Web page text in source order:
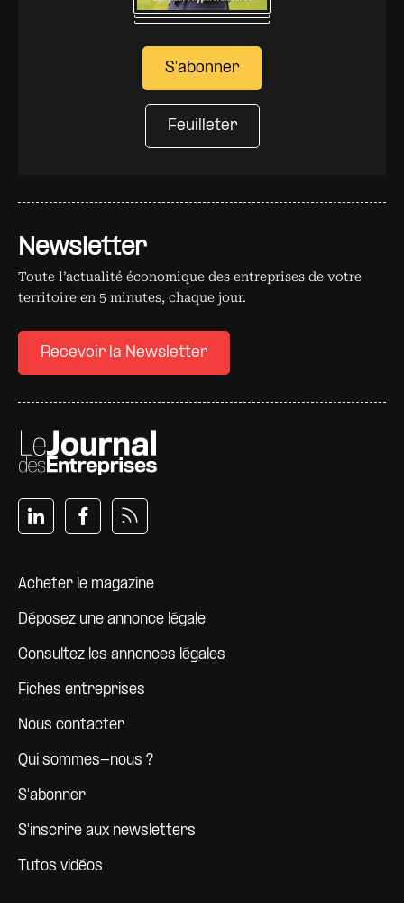
Newsletter
Toute l’actualité économique des entreprises de votre
territoire en 5 minutes, chaque jour.
Recevoir la Newsletter
Pied de page
Acheter le magazine
Déposez une annonce légale
Consultez les annonces légales
Fiches entreprises
Nous contacter
Qui sommes-nous ?
S'abonner
S'inscrire aux newsletters
Tutos vidéos
S'abonner
Feuilleter